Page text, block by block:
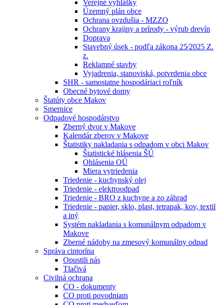
Verejné vyhlášky
Územný plán obce
Ochrana ovzdušia - MZZO
Ochrany krajiny a prírody - výrub drevín
Doprava
Stavebný úsek - podľa zákona 25⁄2025 Z.
z.
Reklamné stavby
Vyjadrenia, stanoviská, potvrdenia obce
SHR - samostatne hospodáriaci roľník
Obecné bytové domy
Štatúty obce Makov
Smernice
Odpadové hospodárstvo
Zberný dvor v Makove
Kalendár zberov v Makove
Štatistiky nakladania s odpadom v obci Makov
Štatistické hlásenia ŠÚ
Ohlásenia OÚ
Miera vytriedenia
Triedenie - kuchynský olej
Triedenie - elektroodpad
Triedenie - BRO z kuchyne a zo záhrad
Triedenie - papier, sklo, plast, tetrapak, kov, textil
a iný
Systém nakladania s komunálnym odpadom v
Makove
Zberné nádoby na zmesový komunálny odpad
Správa cintorína
Opustili nás
Tlačivá
Civilná ochrana
CO - dokumenty
CO proti povodniam